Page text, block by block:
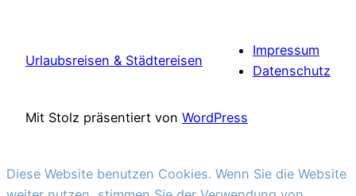
Urlaubsreisen & Städtereisen
Impressum
Datenschutz
Mit Stolz präsentiert von WordPress
Diese Website benutzen Cookies. Wenn Sie die Website